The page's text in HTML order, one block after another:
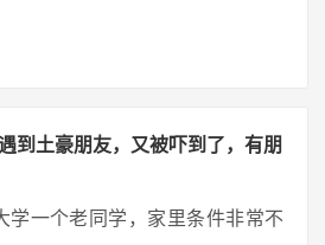
到土豪朋友，又被吓到了，有朋
学一个老同学，家里条件非常不